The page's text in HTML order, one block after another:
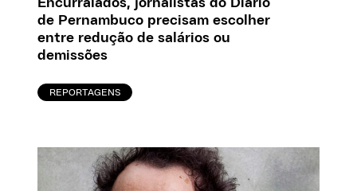
Encurralados, jornalistas do Diario
de Pernambuco precisam escolher
entre redução de salários ou
demissões
REPORTAGENS